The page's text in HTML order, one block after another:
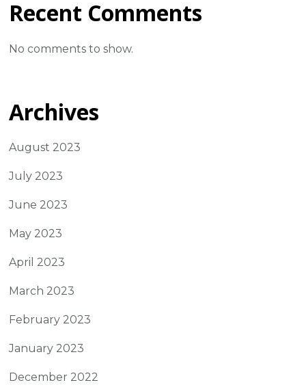
Recent Comments
No comments to show.
Archives
August 2023
July 2023
June 2023
May 2023
April 2023
March 2023
February 2023
January 2023
December 2022